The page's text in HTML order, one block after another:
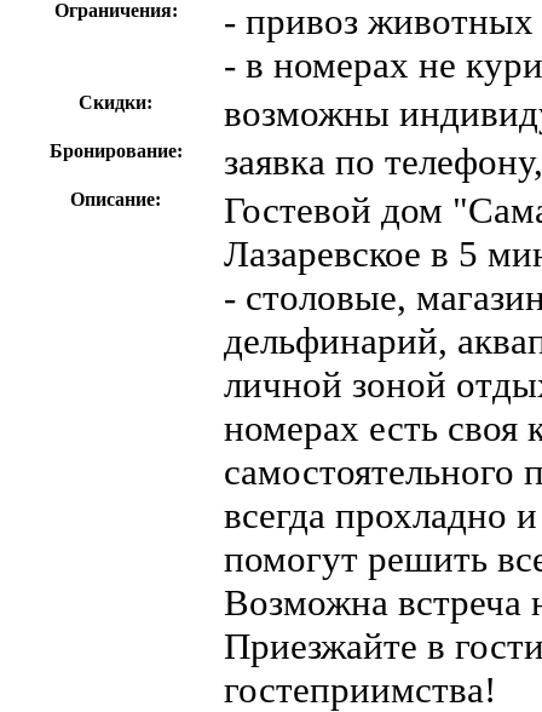
Ограничения:
- привоз животных
- в номерах не
Скидки: возможны
Бронирование: заявка по
Описание:
Гостевой дом
Лазаревское в 5
- столовые,
дельфинарий,
личной зоной
номерах есть своя
всегда прохладно
помогут решить
Возможна встреча
Приезжайте в
гостеприимства!